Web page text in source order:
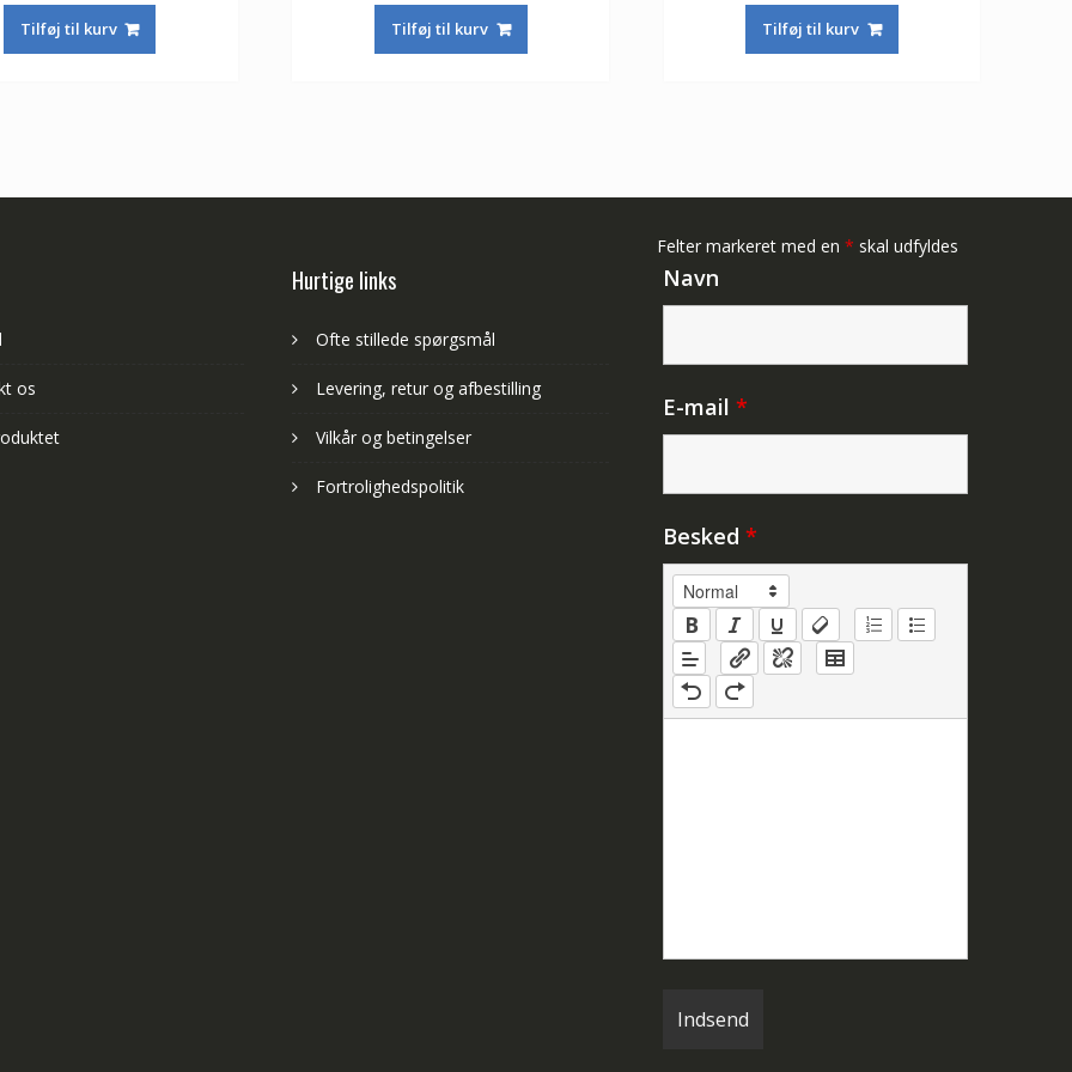
pris
var:
Tilføj til kurv
pris
var:
Tilføj til kurv
pris
var:
Tilføj til kurv
os
Hurtige links
Ofte stillede spørgsmål
Levering, retur og afbestilling
Vilkår og betingelser
Fortrolighedspolitik
Felter markeret med en * skal udfyldes
Navn
E-mail *
Besked *